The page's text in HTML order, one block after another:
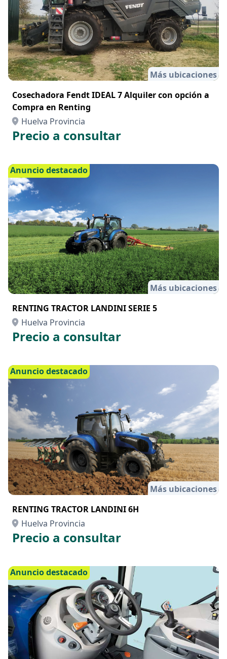
Más ubicaciones
Cosechadora Fendt IDEAL 7 Alquiler con opción a
Compra en Renting
Huelva Provincia
Precio a consultar
Anuncio destacado
Más ubicaciones
RENTING TRACTOR LANDINI SERIE 5
Huelva Provincia
Precio a consultar
Anuncio destacado
Más ubicaciones
RENTING TRACTOR LANDINI 6H
Huelva Provincia
Precio a consultar
Anuncio destacado